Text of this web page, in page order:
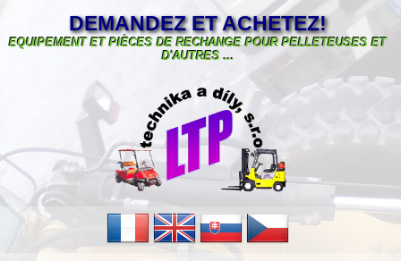
DEMANDEZ ET ACHETEZ!
EQUIPEMENT ET PIÈCES DE RECHANGE POUR PELLETEUSES ET
D'AUTRES ...